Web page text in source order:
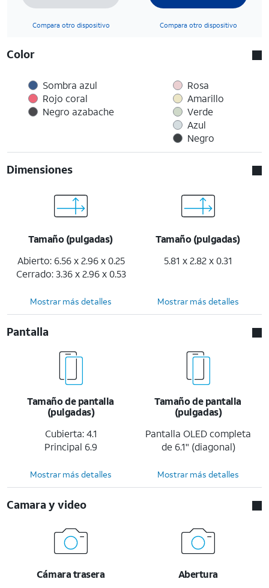
Compara otro dispositivo Compara otro dispositivo
Color
Sombra azul
Rojo coral
Negro azabache
Rosa
Amarillo
Verde
Azul
Negro
Dimensiones
Tamaño (pulgadas)
Abierto: 6.56 x 2.96 x 0.25
Cerrado: 3.36 x 2.96 x 0.53
Tamaño (pulgadas)
5.81 x 2.82 x 0.31
Mostrar más detalles Mostrar más detalles
Pantalla
Tamaño de pantalla
(pulgadas)
Cubierta: 4.1
Principal 6.9
Tamaño de pantalla
(pulgadas)
Pantalla OLED completa
de 6.1" (diagonal)
Mostrar más detalles Mostrar más detalles
Camara y video
Cámara trasera
Abertura